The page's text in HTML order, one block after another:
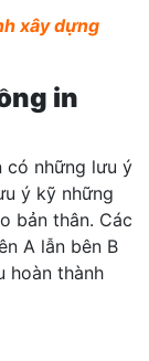
xây dựng
in
có những lưu ý
ý kỹ những
bản thân. Các
A lẫn bên B
hoàn thành